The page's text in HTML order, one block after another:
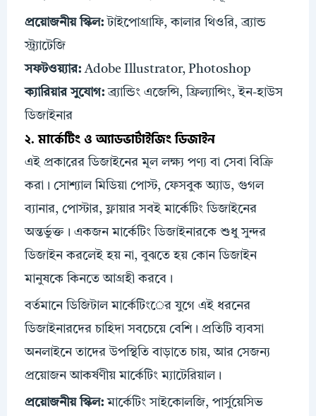
প্রয়োজনীয়স্কিল: টাইপোগ্রাফি, কালার থিওরি, ব্র্যান্ড
স্ট্র্যাটেজি
সফটওয়্যার: Adobe Illustrator, Photoshop
ক্যারিয়ার সুযোগ: ব্র্যান্ডিং এজেন্সি, ফ্রিল্যান্সিং, ইন-হাউস
ডিজাইনার
২. মার্কেটিং ও অ্যাডভার্টাইজিং ডিজাইন
এই প্রকারের ডিজাইনের মূল লক্ষ্য পণ্য বা সেবা বিক্রি
করা। সোশ্যাল মিডিয়া পোস্ট, ফেসবুক অ্যাড, গুগল
ব্যানার, পোস্টার, ফ্লায়ার সবই মার্কেটিং ডিজাইনের
অন্তর্ভুক্ত। একজন মার্কেটিং ডিজাইনারকে শুধু সুন্দর
ডিজাইন করলেই হয় না, বুঝতে হয় কোন ডিজাইন
মানুষকে কিনতে আগ্রহী করবে।
বর্তমানে ডিজিটাল মার্কেটিংের যুগে এই ধরনের
ডিজাইনারদের চাহিদা সবচেয়ে বেশি। প্রতিটি ব্যবসা
অনলাইনে তাদের উপস্থিতি বাড়াতে চায়, আর সেজন্য
প্রয়োজন আকর্ষণীয় মার্কেটিং ম্যাটেরিয়াল।
প্রয়োজনীয়স্কিল: মার্কেটিং সাইকোলজি, পার্সুয়েসিভ